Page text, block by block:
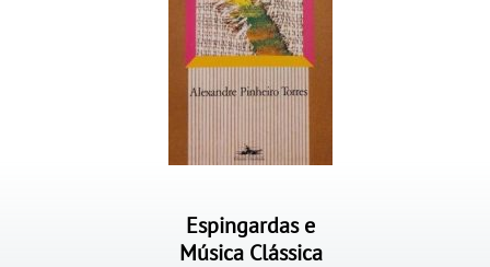
Espingardas e
Música Clássica